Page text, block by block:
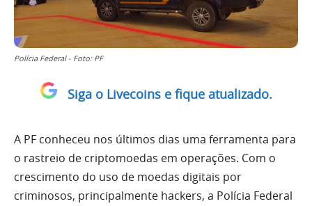
Polícia Federal - Foto: PF
Siga o Livecoins e fique atualizado.
A PF conheceu nos últimos dias uma ferramenta para
o rastreio de criptomoedas em operações. Com o
crescimento do uso de moedas digitais por
criminosos, principalmente hackers, a Polícia Federal